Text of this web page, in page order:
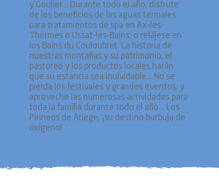
y Goulier... Durante todo el año, disfrute
de los beneficios de las aguas termales
para tratamientos de spa en Ax-les-
Thermes o Ussat-les-Bains, o relájese en
los Bains du Couloubret. La historia de
nuestras montañas y su patrimonio, el
pastoreo y los productos locales harán
que su estancia sea inolvidable... No se
pierda los festivales y grandes eventos, y
aproveche las numerosas actividades para
toda la familia durante todo el año... Los
Pirineos de Ariege, ¡su destino burbuja de
oxígeno!